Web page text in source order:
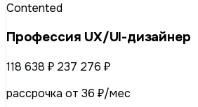
Contented
Профессия UX/UI-дизайнер
118 638 ₽ 237 276 ₽
рассрочка от 36 ₽/мес